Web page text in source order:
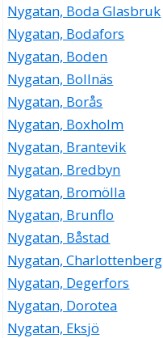
Nygatan, Boda Glasbruk
Nygatan, Bodafors
Nygatan, Boden
Nygatan, Bollnäs
Nygatan, Borås
Nygatan, Boxholm
Nygatan, Brantevik
Nygatan, Bredbyn
Nygatan, Bromölla
Nygatan, Brunflo
Nygatan, Båstad
Nygatan, Charlottenberg
Nygatan, Degerfors
Nygatan, Dorotea
Nygatan, Eksjö